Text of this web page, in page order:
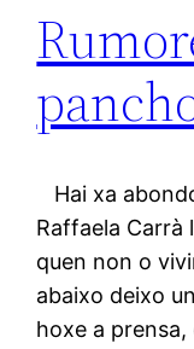
Hai xa
Raffaela Carrà
quen non o
abaixo deixo
hoxe a